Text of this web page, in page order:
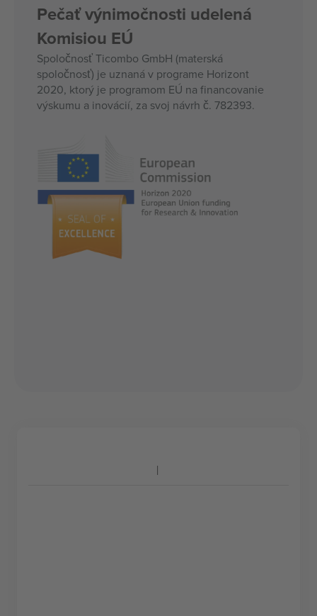
Pečať výnimočnosti udelená
Komisiou EÚ
Spoločnosť Ticombo GmbH (materská
spoločnosť) je uznaná v programe Horizont
2020, ktorý je programom EÚ na financovanie
výskumu a inovácií, za svoj návrh č. 782393.